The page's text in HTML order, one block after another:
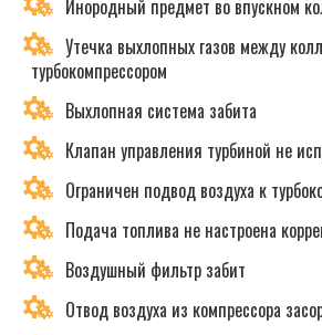
Инородный предмет во впускном
Утечка выхлопных газов между
турбокомпрессором
Выхлопная система забита
Клапан управления турбиной не
Ограничен подвод воздуха к
Подача топлива не настроена
Воздушный фильтр забит
Отвод воздуха из компрессора